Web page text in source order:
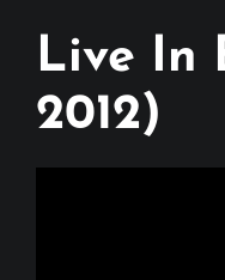
Live In
2012)